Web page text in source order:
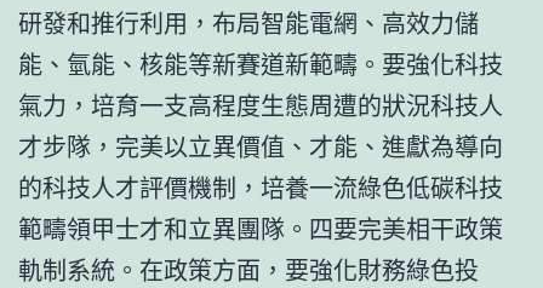
研發和推行利用，布局智能電網、高效力儲
能、氫能、核能等新賽道新範疇。要強化科技
氣力，培育一支高程度生態周遭的狀況科技人
才步隊，完美以立異價值、才能、進獻為導向
的科技人才評價機制，培養一流綠色低碳科技
範疇領甲士才和立異團隊。四要完美相干政策
軌制系統。在政策方面，要強化財務綠色投